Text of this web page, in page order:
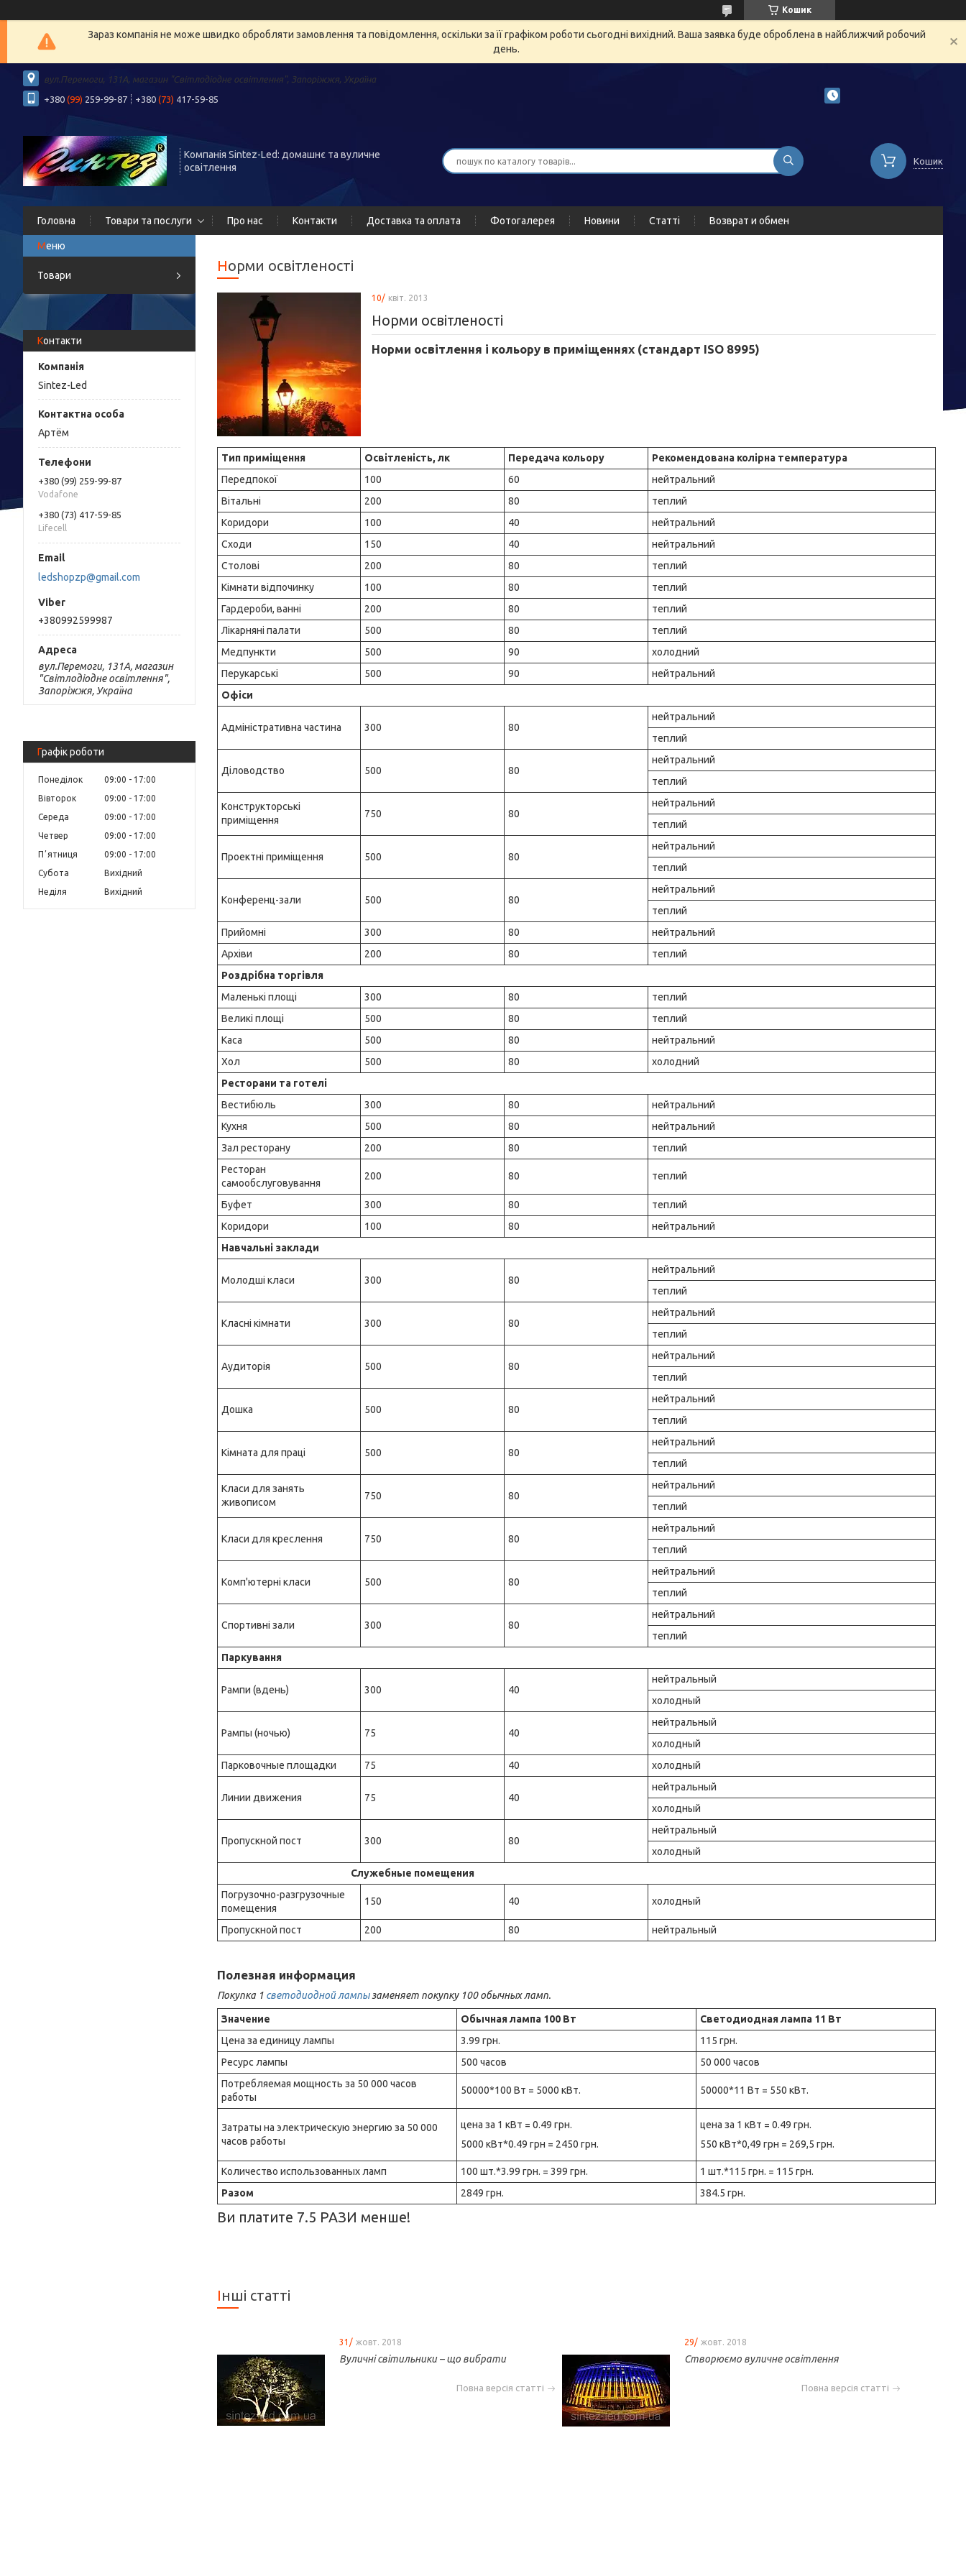
Кошик
Зараз компанія не може швидко обробляти замовлення та повідомлення, оскільки за її графіком роботи сьогодні вихідний. Ваша заявка буде оброблена в найближчий робочий
день.
вул.Перемоги, 131А, магазин "Світлодіодне освітлення", Запоріжжя, Україна
+380 (99) 259-99-87 +380 (73) 417-59-85
Компанія Sintez-Led: домашнє та вуличне
освітлення
Кошик
Головна Товари та послуги Про нас Контакти Доставка та оплата Фотогалерея Новини Статті Возврат и обмен
Товари
Контакти
Sintez-Led
Артём
+380 (99) 259-99-87
Vodafone
+380 (73) 417-59-85
Lifecell
ledshopzp@gmail.com
+380992599987
вул.Перемоги, 131А, магазин
"Світлодіодне освітлення",
Запоріжжя, Україна
Графік роботи
Понеділок 09:00
17:00
Вівторок
09:00
17:00
Середа
09:00
17:00
Четвер
09:00
17:00
Пʼятниця
09:00
17:00
Субота
Вихідний
Неділя
Вихідний
Норми освітленості
10/ квіт. 2013
Норми освітленості
Норми освітлення і кольору в приміщеннях (стандарт ISO 8995)
Тип приміщення Освітленість, лк Передача кольору
Рекомендована колірна температура
Передпокої
100 60
нейтральний
Вітальні
200 80
теплий
Коридори
100 40
нейтральний
Сходи
150 40
нейтральний
Столові
200 80
теплий
Кімнати відпочинку
100 80
теплий
Гардероби, ванні
200 80
теплий
Лікарняні палати
500 80
теплий
Медпункти
500 90
холодний
Перукарські
500 90
нейтральний
Офіси
Адміністративна частина 300 80
нейтральний
теплий
Діловодство 500 80
нейтральний
теплий
Конструкторські
приміщення
750 80
нейтральний
теплий
Проектні приміщення 500 80
нейтральний
теплий
Конференц-зали 500 80
нейтральний
теплий
Прийомні
300 80
нейтральний
Архіви
200 80
теплий
Роздрібна торгівля
Маленькі площі
300 80
теплий
Великі площі
500 80
теплий
Каса
500 80
нейтральний
Хол
500 80
холодний
Ресторани та готелі
Вестибюль
300 80
нейтральний
Кухня
500 80
нейтральний
Зал ресторану
200 80
теплий
Ресторан
самообслуговування
200 80 теплий
Буфет 300 80
теплий
Коридори
100 80
нейтральний
Навчальні заклади
Молодші класи 300 80
нейтральний
теплий
Класні кімнати 300 80
нейтральний
теплий
Аудиторія 500 80
нейтральний
теплий
Дошка 500 80
нейтральний
теплий
Кімната для праці 500 80
нейтральний
теплий
Класи для занять
живописом
750 80
нейтральний
теплий
Класи для креслення 750 80
нейтральний
теплий
Комп'ютерні класи 500 80
нейтральний
теплий
Спортивні зали 300 80
нейтральний
теплий
Паркування
Рампи (вдень) 300 40
нейтральный
холодный
Рампы (ночью) 75 40
нейтральный
холодный
Парковочные площадки
75 40 холодный
Линии движения 75 40
нейтральный
холодный
Пропускной пост 300 80
нейтральный
холодный
Служебные помещения
Погрузочно-разгрузочные
помещения
150 40 холодный
Пропускной пост 200 80 нейтральный
Полезная информация
Покупка 1 светодиодной лампызаменяет покупку 100 обычных ламп.
Значение Обычная лампа 100 Вт
Светодиодная лампа 11 Вт
Цена за единицу лампы
3.99 грн.
115 грн.
Ресурс лампы
500 часов
50 000 часов
Потребляемая мощность за 50 000 часов
работы
50000*100 Вт = 5000 кВт. 50000*11 Вт = 550 кВт.
Затраты на электрическую энергию за 50 000
часов работы
цена за 1 кВт = 0.49 грн.
5000 кВт*0.49 грн = 2450 грн.
цена за 1 кВт = 0.49 грн.
550 кВт*0,49 грн = 269,5 грн.
Количество использованных ламп 100 шт.*3.99 грн. = 399 грн.
1 шт.*115 грн. = 115 грн.
Разом
2849 грн. 384.5 грн.
Ви платите 7.5 РАЗИ менше!
Інші статті
31/ жовт. 2018
Вуличні світильники – що вибрати
Повна версія статті
29/ жовт. 2018
Створюємо вуличне освітлення
Повна версія статті